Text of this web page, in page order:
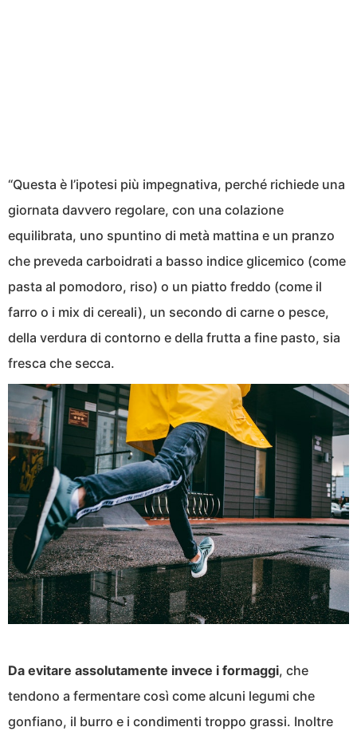
“Questa è l’ipotesi più impegnativa, perché richiede una
giornata davvero regolare, con una colazione
equilibrata, uno spuntino di metà mattina e un pranzo
che preveda carboidrati a basso indice glicemico (come
pasta al pomodoro, riso) o un piatto freddo (come il
farro o i mix di cereali), un secondo di carne o pesce,
della verdura di contorno e della frutta a fine pasto, sia
fresca che secca.
Da evitare assolutamente invece i formaggi, che
tendono a fermentare così come alcuni legumi che
gonfiano, il burro e i condimenti troppo grassi. Inoltre